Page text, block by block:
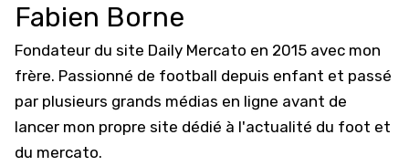
Fabien Borne
Fondateur du site Daily Mercato en 2015 avec mon
frère. Passionné de football depuis enfant et passé
par plusieurs grands médias en ligne avant de
lancer mon propre site dédié à l'actualité du foot et
du mercato.